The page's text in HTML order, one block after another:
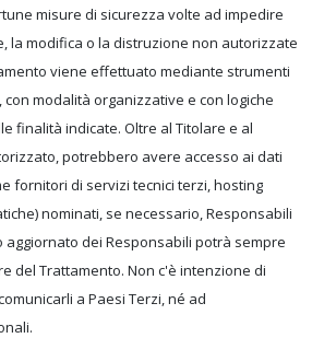
misure di sicurezza volte ad impedire
la modifica o la distruzione non autorizzate
viene effettuato mediante strumenti
modalità organizzative e con logiche
finalità indicate. Oltre al Titolare e al
potrebbero avere accesso ai dati
fornitori di servizi tecnici terzi, hosting
nominati, se necessario, Responsabili
aggiornato dei Responsabili potrà sempre
del Trattamento. Non c'è intenzione di
a Paesi Terzi, né ad